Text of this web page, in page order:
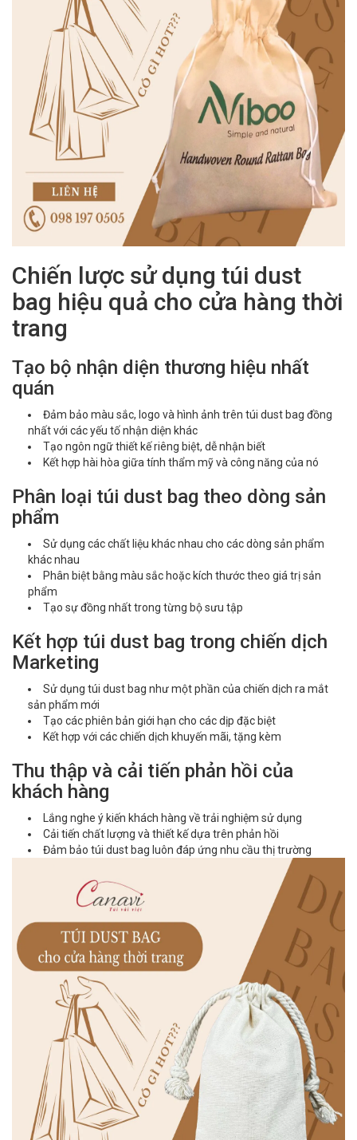
Chiến lược sử dụng túi dust
bag hiệu quả cho cửa hàng thời
trang
Tạo bộ nhận diện thương hiệu nhất
quán
Đảm bảo màu sắc, logo và hình ảnh trên túi dust bag đồng
nhất với các yếu tố nhận diện khác
Tạo ngôn ngữ thiết kế riêng biệt, dễ nhận biết
Kết hợp hài hòa giữa tính thẩm mỹ và công năng của nó
Phân loại túi dust bag theo dòng sản
phẩm
Sử dụng các chất liệu khác nhau cho các dòng sản phẩm
khác nhau
Phân biệt bằng màu sắc hoặc kích thước theo giá trị sản
phẩm
Tạo sự đồng nhất trong từng bộ sưu tập
Kết hợp túi dust bag trong chiến dịch
Marketing
Sử dụng túi dust bag như một phần của chiến dịch ra mắt
sản phẩm mới
Tạo các phiên bản giới hạn cho các dịp đặc biệt
Kết hợp với các chiến dịch khuyến mãi, tặng kèm
Thu thập và cải tiến phản hồi của
khách hàng
Lắng nghe ý kiến khách hàng về trải nghiệm sử dụng
Cải tiến chất lượng và thiết kế dựa trên phản hồi
Đảm bảo túi dust bag luôn đáp ứng nhu cầu thị trường